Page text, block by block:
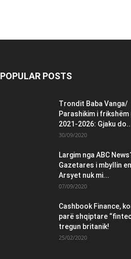
POPULAR POSTS
Trondit Baba Vanga/
Parashikim i
2021-2026: Gjaku
30/09/2020
Largim nga ABC
Gazetares i mbyllin
Arsyet nuk mi...
07/09/2020
Cashbook Finance,
parë shqiptare
tregun britanik!
25/02/2020